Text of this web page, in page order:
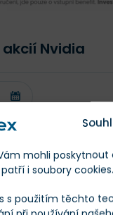
mohli poskytnout
i soubory cookies.
s použitím těchto
Nvidia